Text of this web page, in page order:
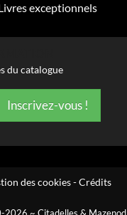
exceptionnels
du catalogue
Inscrivez-vous !
des cookies-Crédits